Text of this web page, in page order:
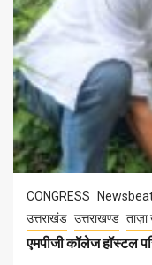
CONGRESS
उत्तराखंड उत्तराखण्ड
एमपीजी कॉलेज हॉस्टल